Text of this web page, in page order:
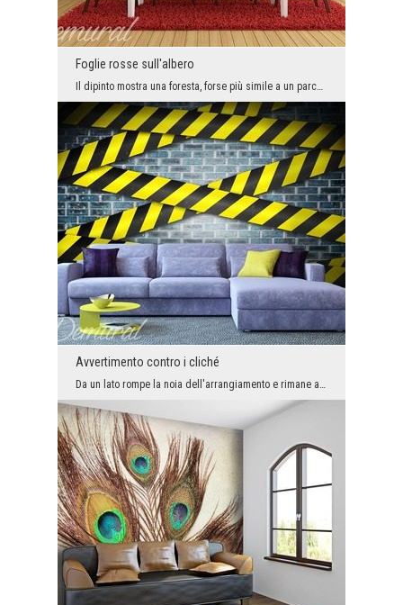
Foglie rosse sull'albero
Avvertimento contro i cliché